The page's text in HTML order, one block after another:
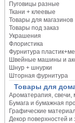
Пуговицы разные
Ткани + клеевые
Товары для магазинов
Товары под заказ
Украшения
Флористика
Фурнитура
Швейные машины и
Шнур + шнурки
Шторная фурнитура
Товары для
Ароматерапия, свечи,
Бумага и бумажная
Графические
Декор поверхностей и